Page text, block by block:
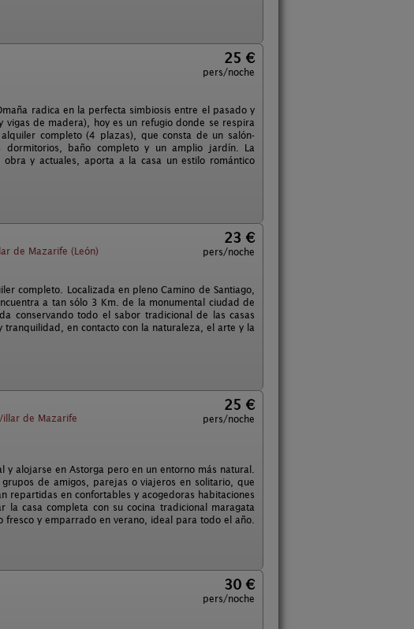
25 €
pers/noche
radica en la perfecta simbiosis entre el pasado y
de madera), hoy es un refugio donde se respira
completo (4 plazas), que consta de un salón-
dormitorios, baño completo y un amplio jardín. La
y actuales, aporta a la casa un estilo romántico
de Mazarife (León)
23 €
pers/noche
completo. Localizada en pleno Camino de Santiago,
a tan sólo 3 Km. de la monumental ciudad de
conservando todo el sabor tradicional de las casas
en contacto con la naturaleza, el arte y la
de Mazarife
25 €
pers/noche
alojarse en Astorga pero en un entorno más natural.
de amigos, parejas o viajeros en solitario, que
repartidas en confortables y acogedoras habitaciones
casa completa con su cocina tradicional maragata
y emparrado en verano, ideal para todo el año.
30 €
pers/noche